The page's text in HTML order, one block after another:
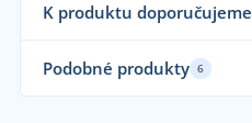
K produktu doporučujeme
Podobné produkty 6